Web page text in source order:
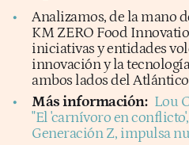
Analizamos, de la mano
KM ZERO Food
iniciativas y entidades
innovación y la
ambos lados del
Más información: Lou
"El 'carnívoro en
Generación Z, impulsa